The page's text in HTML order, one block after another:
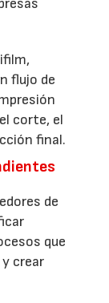
flujo de
corte, el
final.
de
que
crear